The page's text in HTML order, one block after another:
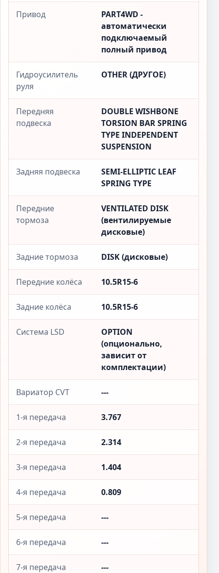
Привод
PART4WD -
автоматически
подключаемый
полный привод
Гидроусилитель
руля
OTHER (ДРУГОЕ)
Передняя
подвеска
DOUBLE WISHBONE
TORSION BAR SPRING
TYPE INDEPENDENT
SUSPENSION
Задняя подвеска
SEMI-ELLIPTIC LEAF
SPRING TYPE
Передние
тормоза
VENTILATED DISK
(вентилируемые
дисковые)
Задние тормоза DISK (дисковые)
Передние колёса 10.5R15-6
Задние колёса 10.5R15-6
Система LSD
OPTION
(опционально,
зависит от
комплектации)
Вариатор CVT ---
1-я передача 3.767
2-я передача 2.314
3-я передача 1.404
4-я передача 0.809
5-я передача ---
6-я передача ---
7-я передача ---